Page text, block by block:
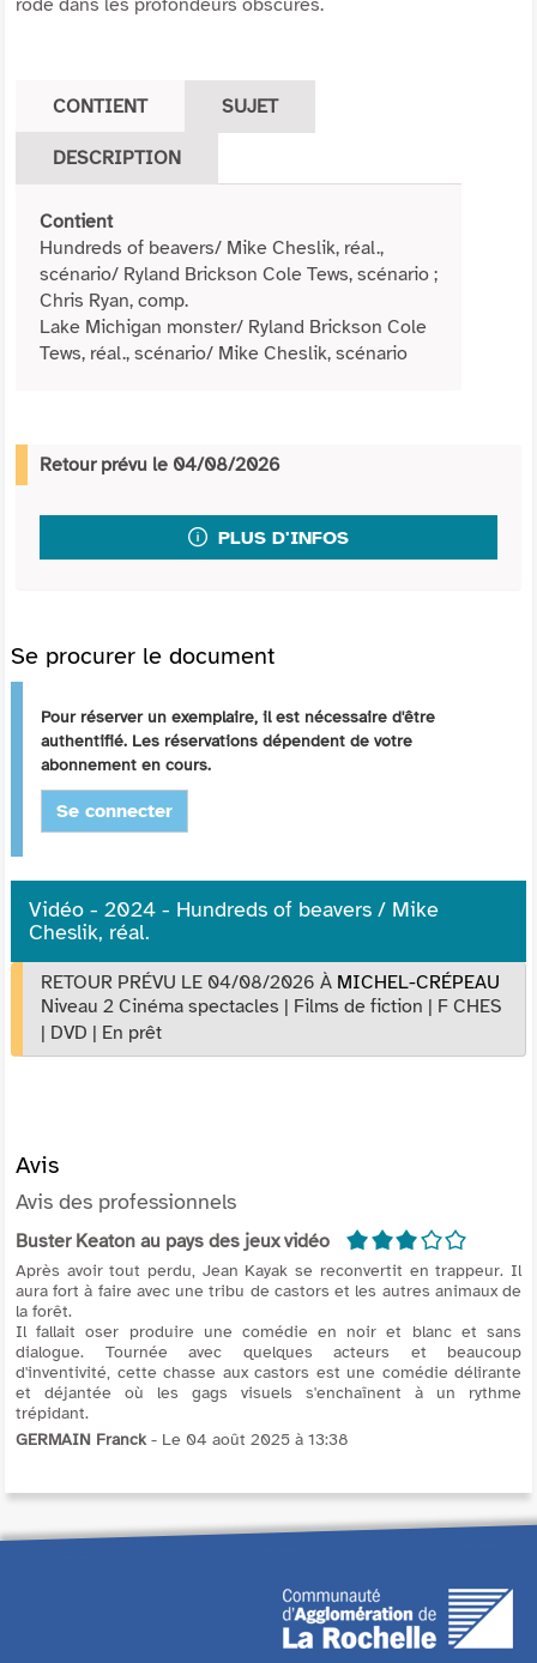
CONTIENT SUJET
DESCRIPTION
Contient
Hundreds of beavers/ Mike Cheslik, réal.,
scénario/ Ryland Brickson Cole Tews, scénario ;
Chris Ryan, comp.
Lake Michigan monster/ Ryland Brickson Cole
Tews, réal., scénario/ Mike Cheslik, scénario
Retour prévu le 04/08/2026
PLUS D'INFOS
Se procurer le document
Pour réserver un exemplaire, il est nécessaire d'être
authentifié. Les réservations dépendent de votre
abonnement en cours.
Se connecter
Vidéo - 2024 - Hundreds of beavers / Mike
Cheslik, réal.
RETOUR PRÉVU LE 04/08/2026 À MICHEL-CRÉPEAU
Niveau 2 Cinéma spectacles | Films de fiction | F CHES
| DVD | En prêt
Avis
Avis des professionnels
Buster Keaton au pays des jeux vidéo 3/5
Après avoir tout perdu, Jean Kayak se reconvertit en trappeur. Il
aura fort à faire avec une tribu de castors et les autres animaux de
la forêt.
Il fallait oser produire une comédie en noir et blanc et sans
dialogue. Tournée avec quelques acteurs et beaucoup
d'inventivité, cette chasse aux castors est une comédie délirante
et déjantée où les gags visuels s'enchaînent à un rythme
trépidant.
GERMAIN Franck- Le 04 août 2025 à 13:38